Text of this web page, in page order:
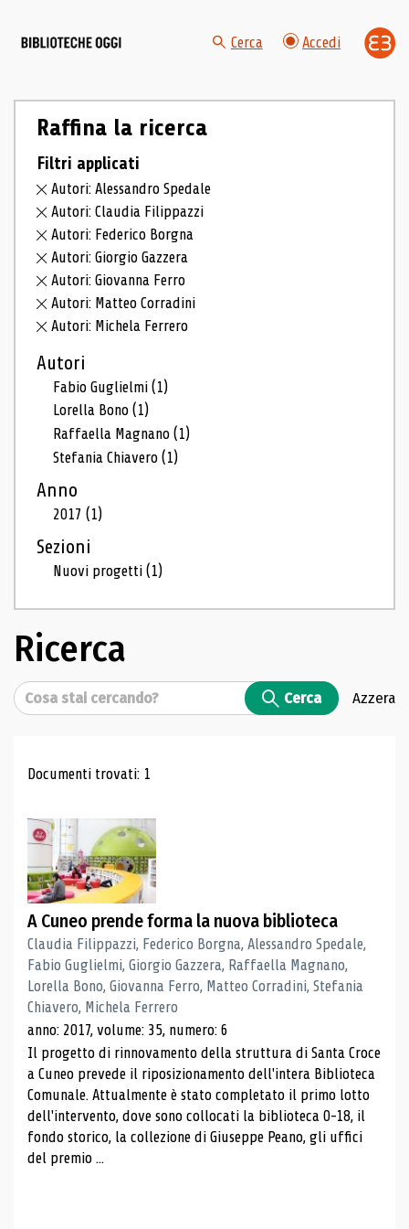
Cerca Accedi
Raffina la ricerca
Filtri applicati
Autori: Alessandro Spedale
Autori: Claudia Filippazzi
Autori: Federico Borgna
Autori: Giorgio Gazzera
Autori: Giovanna Ferro
Autori: Matteo Corradini
Autori: Michela Ferrero
Autori
Fabio Guglielmi(1)
Lorella Bono(1)
Raffaella Magnano(1)
Stefania Chiavero(1)
Anno
2017(1)
Sezioni
Nuovi progetti(1)
Ricerca
Cerca Cerca Azzera
Risultati di ricerca
Documenti trovati: 1
A Cuneo prende forma la nuova biblioteca
Claudia Filippazzi, Federico Borgna, Alessandro Spedale,
Fabio Guglielmi, Giorgio Gazzera, Raffaella Magnano,
Lorella Bono, Giovanna Ferro, Matteo Corradini, Stefania
Chiavero, Michela Ferrero
anno: 2017, volume: 35, numero: 6
Il progetto di rinnovamento della struttura di Santa Croce
a Cuneo prevede il riposizionamento dell'intera Biblioteca
Comunale. Attualmente è stato completato il primo lotto
dell'intervento, dove sono collocati la biblioteca 0-18, il
fondo storico, la collezione di Giuseppe Peano, gli uffici
del premio ...